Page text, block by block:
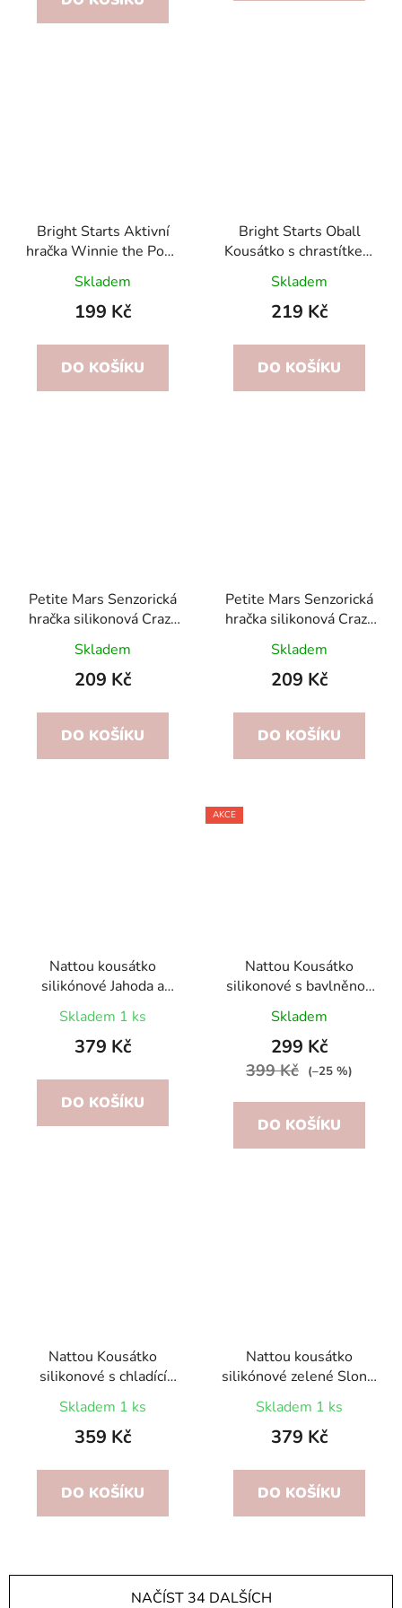
Bright Starts Aktivní
hračka Winnie the Pooh
Busy Bear 0m+
Skladem
199 Kč
DO KOŠÍKU
Bright Starts Oball
Kousátko s chrastítkem
Winnie the Pooh Hunny
set 2ks 0m+
Skladem
219 Kč
DO KOŠÍKU
Petite Mars Senzorická
hračka silikonová Crazy
planet Green 10m+
Skladem
209 Kč
DO KOŠÍKU
Petite Mars Senzorická
hračka silikonová Crazy
planet Ochre 10m+
Skladem
209 Kč
DO KOŠÍKU
Nattou kousátko
silikónové Jahoda a
Kačenka
Skladem 1 ks
379 Kč
DO KOŠÍKU
AKCE
Nattou Kousátko
silikonové s bavlněnou
dečkou
Skladem
299 Kč
399 Kč (–25 %)
DO KOŠÍKU
Nattou Kousátko
silikonové s chladící
částí Růžový Sloník
Skladem 1 ks
359 Kč
DO KOŠÍKU
Nattou kousátko
silikónové zelené Sloník
a Kačenka
Skladem 1 ks
379 Kč
DO KOŠÍKU
NAČÍST 34 DALŠÍCH